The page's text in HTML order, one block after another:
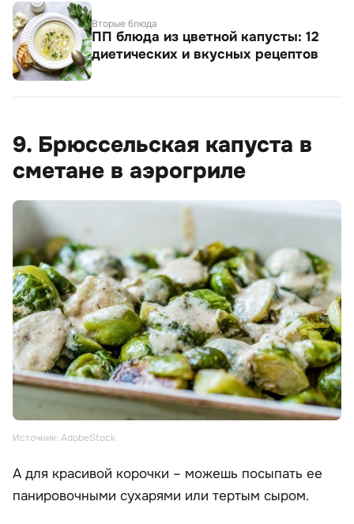
Вторые блюда
ПП блюда из цветной капусты: 12
диетических и вкусных рецептов
9. Брюссельская капуста в
сметане в аэрогриле
Источник: AdobeStock
А для красивой корочки – можешь посыпать ее
панировочными сухарями или тертым сыром.